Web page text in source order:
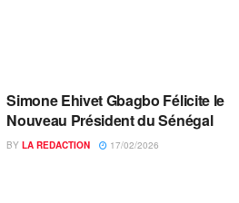
Simone Ehivet Gbagbo Félicite le
Nouveau Président du Sénégal
BY LA REDACTION 17/02/2026